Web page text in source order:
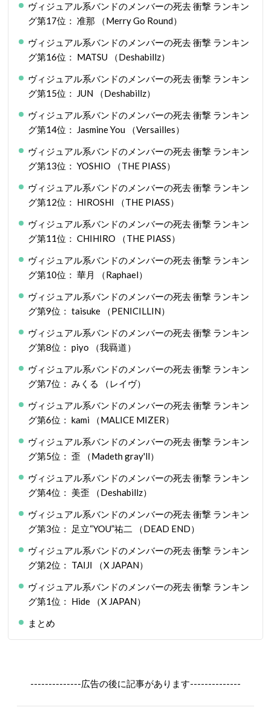
ヴィジュアル系バンドのメンバーの死去 衝撃 ランキン
グ第17位： 准那 （Merry Go Round）
ヴィジュアル系バンドのメンバーの死去 衝撃 ランキン
グ第16位： MATSU （Deshabillz）
ヴィジュアル系バンドのメンバーの死去 衝撃 ランキン
グ第15位： JUN （Deshabillz）
ヴィジュアル系バンドのメンバーの死去 衝撃 ランキン
グ第14位： Jasmine You （Versailles）
ヴィジュアル系バンドのメンバーの死去 衝撃 ランキン
グ第13位： YOSHIO （THE PIASS）
ヴィジュアル系バンドのメンバーの死去 衝撃 ランキン
グ第12位： HIROSHI （THE PIASS）
ヴィジュアル系バンドのメンバーの死去 衝撃 ランキン
グ第11位： CHIHIRO （THE PIASS）
ヴィジュアル系バンドのメンバーの死去 衝撃 ランキン
グ第10位： 華月 （Raphael）
ヴィジュアル系バンドのメンバーの死去 衝撃 ランキン
グ第9位： taisuke （PENICILLIN）
ヴィジュアル系バンドのメンバーの死去 衝撃 ランキン
グ第8位： piyo （我羇道）
ヴィジュアル系バンドのメンバーの死去 衝撃 ランキン
グ第7位： みくる （レイヴ）
ヴィジュアル系バンドのメンバーの死去 衝撃 ランキン
グ第6位： kami （MALICE MIZER）
ヴィジュアル系バンドのメンバーの死去 衝撃 ランキン
グ第5位： 歪 （Madeth gray'll）
ヴィジュアル系バンドのメンバーの死去 衝撃 ランキン
グ第4位： 美歪 （Deshabillz）
ヴィジュアル系バンドのメンバーの死去 衝撃 ランキン
グ第3位： 足立“YOU”祐二 （DEAD END）
ヴィジュアル系バンドのメンバーの死去 衝撃 ランキン
グ第2位： TAIJI （X JAPAN）
ヴィジュアル系バンドのメンバーの死去 衝撃 ランキン
グ第1位： Hide （X JAPAN）
まとめ
--------------広告の後に記事があります--------------